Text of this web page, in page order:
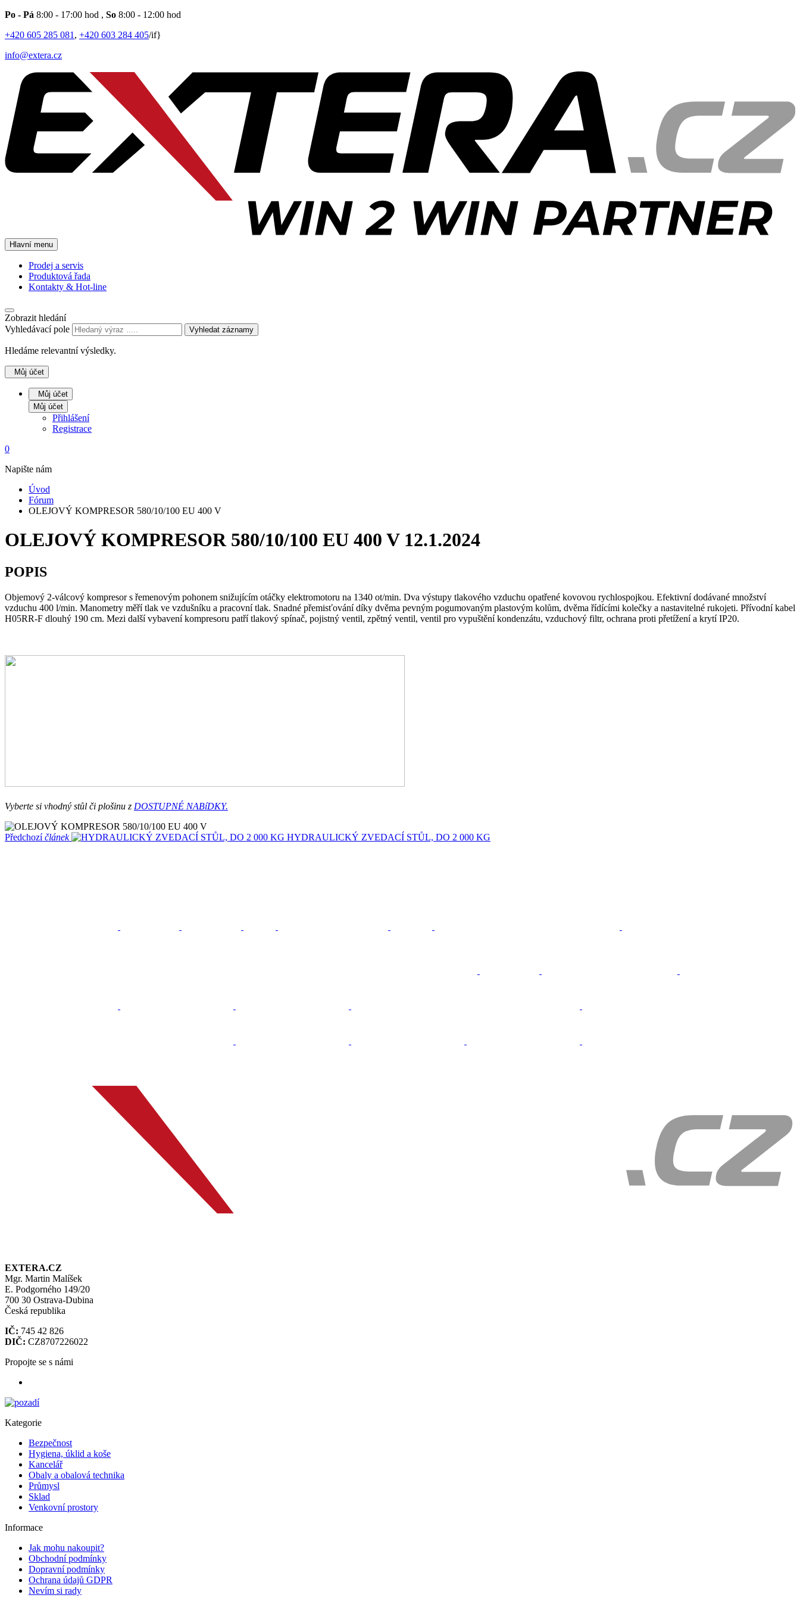
Po - Pá 8:00 - 17:00 hod , So 8:00 - 12:00 hod
+420 605 285 081 , +420 603 284 405/if}
info@extera.cz
Hlavní menu
Prodej a servis
Produktová řada
Kontakty & Hot-line
Zobrazit hledání
Vyhledávací pole
Vyhledat záznamy
Hledáme relevantní výsledky.
Můj účet
Můj účet
Můj účet
Přihlášení
Registrace
0
Napište nám
Úvod
Fórum
OLEJOVÝ KOMPRESOR 580/10/100 EU 400 V
OLEJOVÝ KOMPRESOR 580/10/100 EU 400 V 12.1.2024
POPIS
Objemový 2-válcový kompresor s řemenovým pohonem snižujícím otáčky elektromotoru na 1340 ot/min. Dva výstupy tlakového vzduchu opatřené kovovou rychlospojkou. Efektivní dodávané množství
vzduchu 400 l/min. Manometry měří tlak ve vzdušníku a pracovní tlak. Snadné přemisťování díky dvěma pevným pogumovaným plastovým kolům, dvěma řídícími kolečky a nastavitelné rukojeti. Přívodní kabel
H05RR-F dlouhý 190 cm. Mezi další vybavení kompresoru patří tlakový spínač, pojistný ventil, zpětný ventil, ventil pro vypuštění kondenzátu, vzduchový filtr, ochrana proti přetížení a krytí IP20.
Vyberte si vhodný stůl či plošinu z DOSTUPNÉ NABíDKY.
Předchozíčlánek HYDRAULICKÝ ZVEDACÍ STŮL, DO 2 000 KG
EXTERA.CZ
Mgr. Martin Malíšek
E. Podgorného 149/20
700 30 Ostrava-Dubina
Česká republika
IČ: 745 42 826
DIČ: CZ8707226022
Propojte se s námi
Kategorie
Bezpečnost
Hygiena, úklid a koše
Kancelář
Obaly a obalová technika
Průmysl
Sklad
Venkovní prostory
Informace
Jak mohu nakoupit?
Obchodní podmínky
Dopravní podmínky
Ochrana údajů GDPR
Nevím si rady